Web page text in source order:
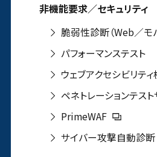
非機能要求／セキュリティ
脆弱性診断（Web／モ
パフォーマンステスト
ウェブアクセシビリテ
ペネトレーションテス
PrimeWAF
サイバー攻撃自動診断